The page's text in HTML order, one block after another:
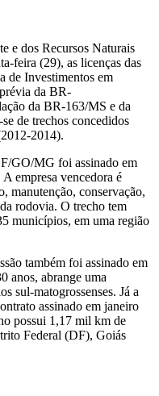
e dos Recursos Naturais
feira (29), as licenças das
de Investimentos em
da BR-
da BR-163/MS e da
de trechos concedidos
2014).
GO/MG foi assinado em
empresa vencedora é
manutenção, conservação,
rodovia. O trecho tem
municípios, em uma região
também foi assinado em
anos, abrange uma
sul-matogrossenses. Já a
assinado em janeiro
possui 1,17 mil km de
Federal (DF), Goiás